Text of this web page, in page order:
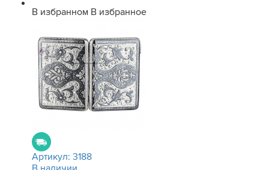
В избранном В избранное
Артикул: 3188